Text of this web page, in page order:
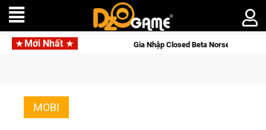
Mới Nhất Gia Nhập Closed Beta Norse Saga: Cửu Giới Thức Tỉnh,
MOBI